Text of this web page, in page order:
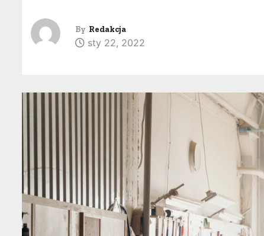
By Redakcja
sty 22, 2022